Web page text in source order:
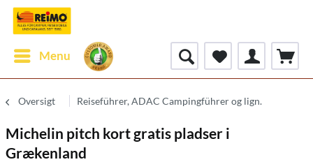
Menu
Oversigt Reiseführer, ADAC Campingführer og lign.
Michelin pitch kort gratis pladser i
Grækenland